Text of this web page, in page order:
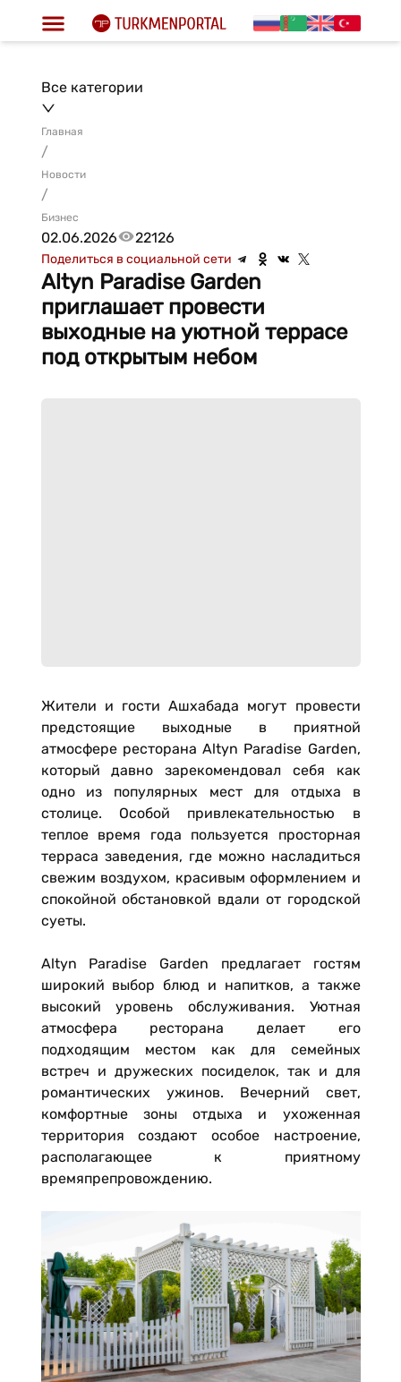
Все категории
Главная
/
Новости
/
Бизнес
02.06.2026 22126
Поделиться в социальной сети
Altyn Paradise Garden
приглашает провести
выходные на уютной террасе
под открытым небом
Жители и гости Ашхабада могут провести
предстоящие выходные в приятной
атмосфере ресторана Altyn Paradise Garden,
который давно зарекомендовал себя как
одно из популярных мест для отдыха в
столице. Особой привлекательностью в
теплое время года пользуется просторная
терраса заведения, где можно насладиться
свежим воздухом, красивым оформлением и
спокойной обстановкой вдали от городской
суеты.
Altyn Paradise Garden предлагает гостям
широкий выбор блюд и напитков, а также
высокий уровень обслуживания. Уютная
атмосфера ресторана делает его
подходящим местом как для семейных
встреч и дружеских посиделок, так и для
романтических ужинов. Вечерний свет,
комфортные зоны отдыха и ухоженная
территория создают особое настроение,
располагающее к приятному
времяпрепровождению.